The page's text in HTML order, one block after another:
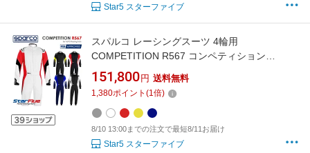
Star5 スターファイブ
スパルコ レーシングスーツ 4輪用
COMPETITION R567 コンペティション
FIA8856-2018公認 Sparco
151,800 円 送料無料
1,380ポイント (1倍)
8/10 13:00までの注文で最短8/11お届け
Star5 スターファイブ